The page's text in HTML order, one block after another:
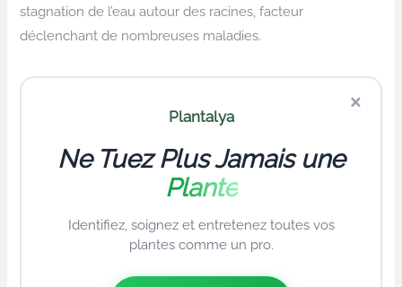
stagnation de l’eau autour des racines, facteur
déclenchant de nombreuses maladies.
×
Plantalya
Ne Tuez Plus Jamais une
Plante
Identifiez, soignez et entretenez toutes vos
plantes comme un pro.